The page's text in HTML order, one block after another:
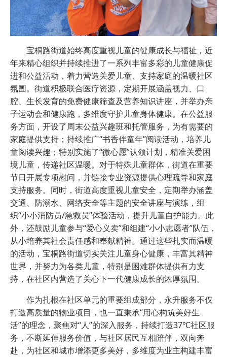
宝桐路街道始终高度重视儿童的健康成长与福祉，近
年来精心组织并持续推进了一系列丰富多彩的儿童健康促
进和公益活动，着力营造关爱儿童、支持家庭的温暖社区
氛围。街道积极联合医疗资源，定期开展涵盖视力、口
腔、生长发育的免费健康筛查及营养知识讲座，并举办亲
子运动会和健康跑，多维度守护儿童身体健康。在公益服
务方面，开设了周末公益兴趣班和托管服务，为有需要的
家庭提供支持；持续推广“书香伴童年”阅读活动，培养儿
童阅读兴趣；特别实施了“微心愿”认领计划，精准关爱困
境儿童，传递社区温暖。对于特殊儿童群体，街道在重要
节日开展专项慰问，并链接专业资源提供心理疏导和家庭
支持服务。同时，街道高度重视儿童安全，定期举办涵盖
交通、防溺水、网络安全等主题的安全讲座与演练，组
织“小小消防员/急救员”体验活动，提升儿童自护能力。此
外，还鼓励儿童参与“爱心义卖”和组建“小小志愿者”队伍，
从小培养其社会责任感和奉献精神。通过这些扎实而温暖
的活动，宝桐路街道切实关注儿童身心健康，丰富其精神
世界，并努力为各类儿童，特别是困难群体提供有力支
持，在社区内营造了关心下一代健康成长的浓厚氛围。
作为扎根在社区单元的重要组成部分，永升服务不仅
打造高质量的物业项目，也一直秉承“用心构筑美好生
活”的理念，聚焦对“人”的深入服务，持续打造37℃社区服
务，不断延伸服务价值，与社区居民互相陪伴，双向奔
赴，为社区和城市增添更多美好，多维度为业主构建丰富